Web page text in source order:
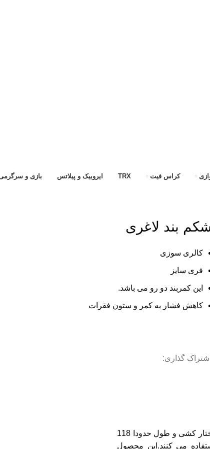
کراس فیت TRX ایروبیک و پیلاتس بازی و
بند لاغری
کالری سوزی
فری سایز
این کمربند دو رو می باشد.
کاهش فشار به کمر و ستون فقرات
اشتراک گذاری:
شکم بند لاغری T.S SPORTساختاری کشسانی دارد. به سبب این ساختار کشی و طول حدودا 118
می کنند.این محصول